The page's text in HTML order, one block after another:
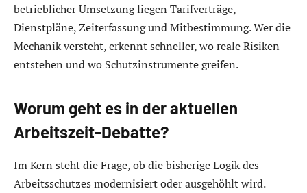
betrieblicher Umsetzung liegen Tarifverträge,
Dienstpläne, Zeiterfassung und Mitbestimmung. Wer die
Mechanik versteht, erkennt schneller, wo reale Risiken
entstehen und wo Schutzinstrumente greifen.
Worum geht es in der aktuellen
Arbeitszeit-Debatte?
Im Kern steht die Frage, ob die bisherige Logik des
Arbeitsschutzes modernisiert oder ausgehöhlt wird.